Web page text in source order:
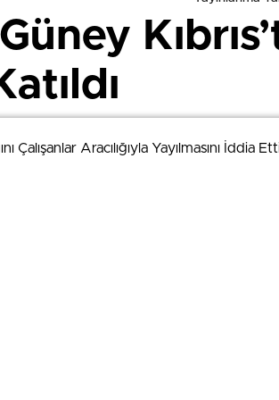
Çalışanlar Aracılığıyla Yayılmasını İddia
sonra ilk kez Güney Kıbrıs’ta
Güney Kıbrıs’taki gayriresmî
Çalışanlar Aracılığıyla Yayılmasını İddia